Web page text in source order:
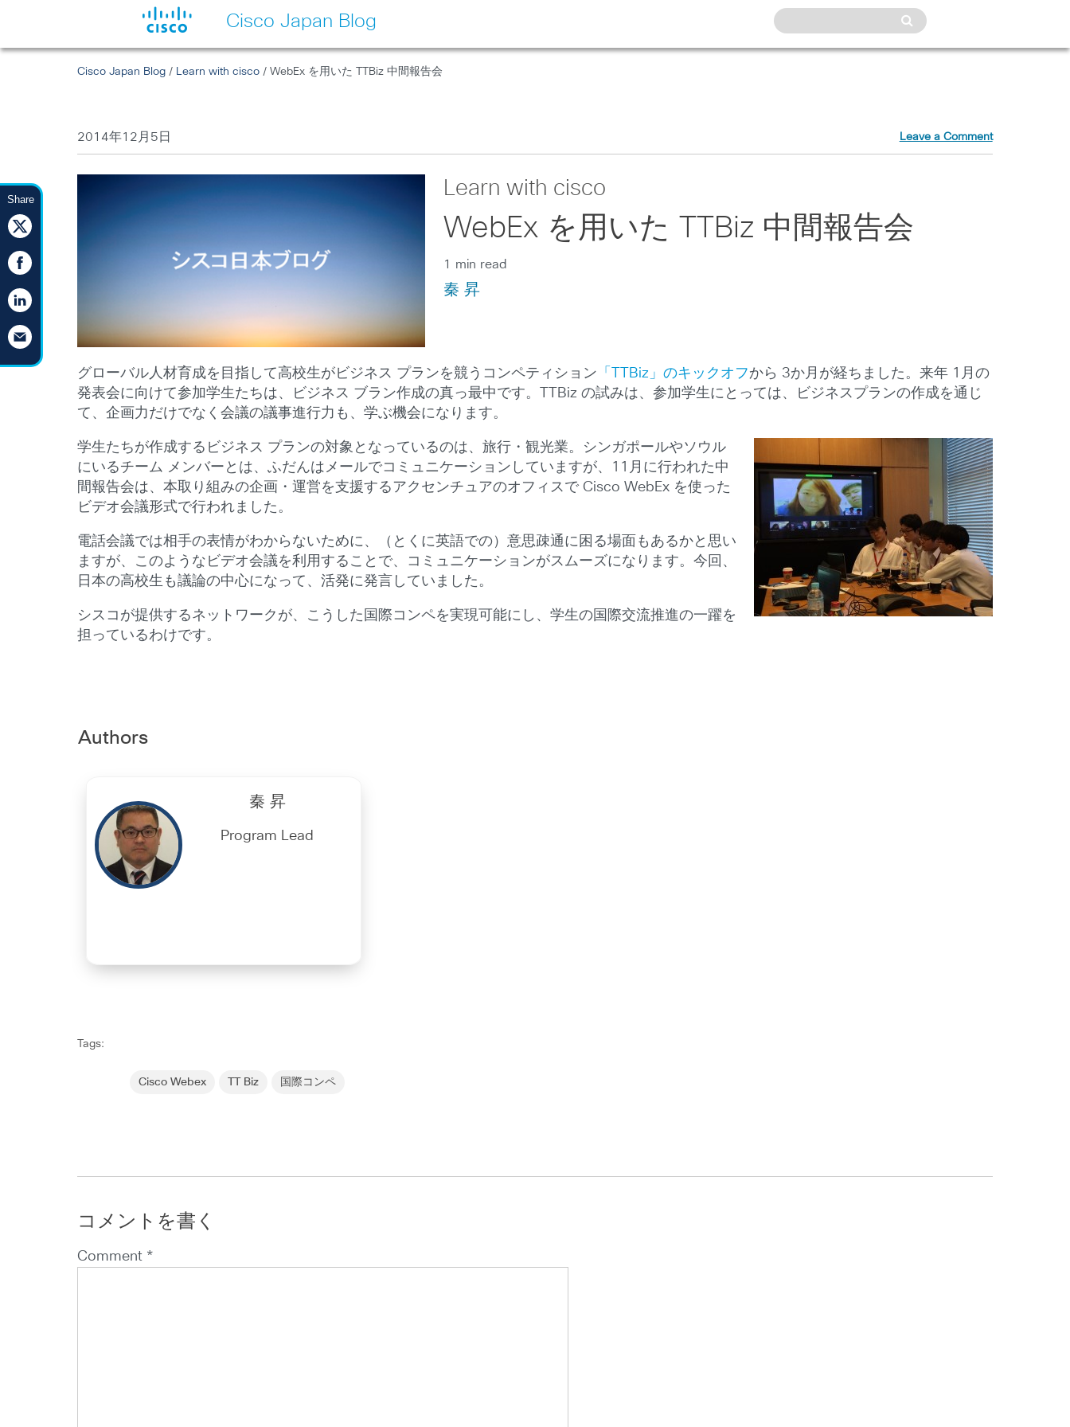
Cisco Japan Blog
Share
Cisco Japan Blog / Learn with cisco / WebEx を用いた TTBiz 中間報告会
2014年12月5日 Leave a Comment
Learn with cisco
WebEx を用いた TTBiz 中間報告会
1 min read
秦 昇
グローバル人材育成を目指して高校生がビジネス プランを競うコンペティション 「TTBiz」のキックオフから 3か月が経ちました。来年 1月の
発表会に向けて参加学生たちは、ビジネス ブラン作成の真っ最中です。TTBiz の試みは、参加学生にとっては、ビジネスプランの作成を通じ
て、企画力だけでなく会議の議事進行力も、学ぶ機会になります。
学生たちが作成するビジネス プランの対象となっているのは、旅行・観光業。シンガポールやソウル
にいるチーム メンバーとは、ふだんはメールでコミュニケーションしていますが、11月に行われた中
間報告会は、本取り組みの企画・運営を支援するアクセンチュアのオフィスで Cisco WebEx を使った
ビデオ会議形式で行われました。
電話会議では相手の表情がわからないために、（とくに英語での）意思疎通に困る場面もあるかと思い
ますが、このようなビデオ会議を利用することで、コミュニケーションがスムーズになります。今回、
日本の高校生も議論の中心になって、活発に発言していました。
シスコが提供するネットワークが、こうした国際コンペを実現可能にし、学生の国際交流推進の一躍を
担っているわけです。
Authors
秦 昇
Program Lead
Tags:
Cisco Webex TT Biz 国際コンペ
コメントを書く
Comment *